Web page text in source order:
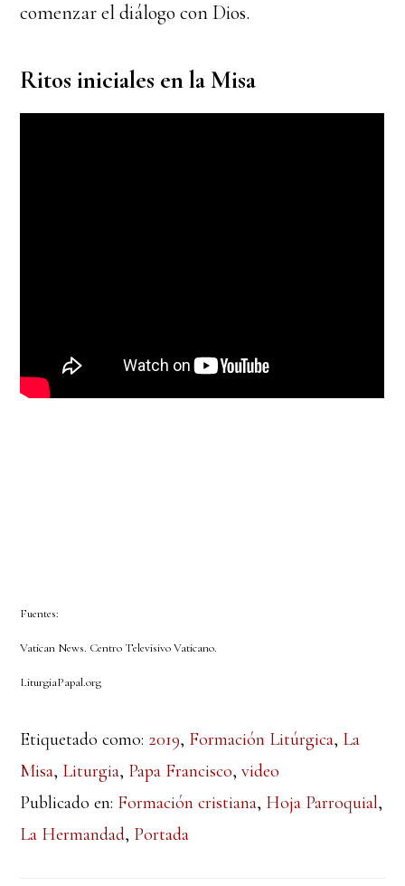
comenzar el diálogo con Dios.
Ritos iniciales en la Misa
Fuentes:
Vatican News. Centro Televisivo Vaticano.
LiturgiaPapal.org
Etiquetado como: 2019, Formación Litúrgica, La
Misa, Liturgia, Papa Francisco,video
Publicado en: Formación cristiana, Hoja Parroquial,
La Hermandad, Portada